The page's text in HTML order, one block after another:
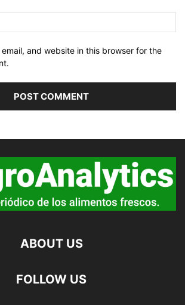
email, and website in this browser for the
ABOUT US
FOLLOW US